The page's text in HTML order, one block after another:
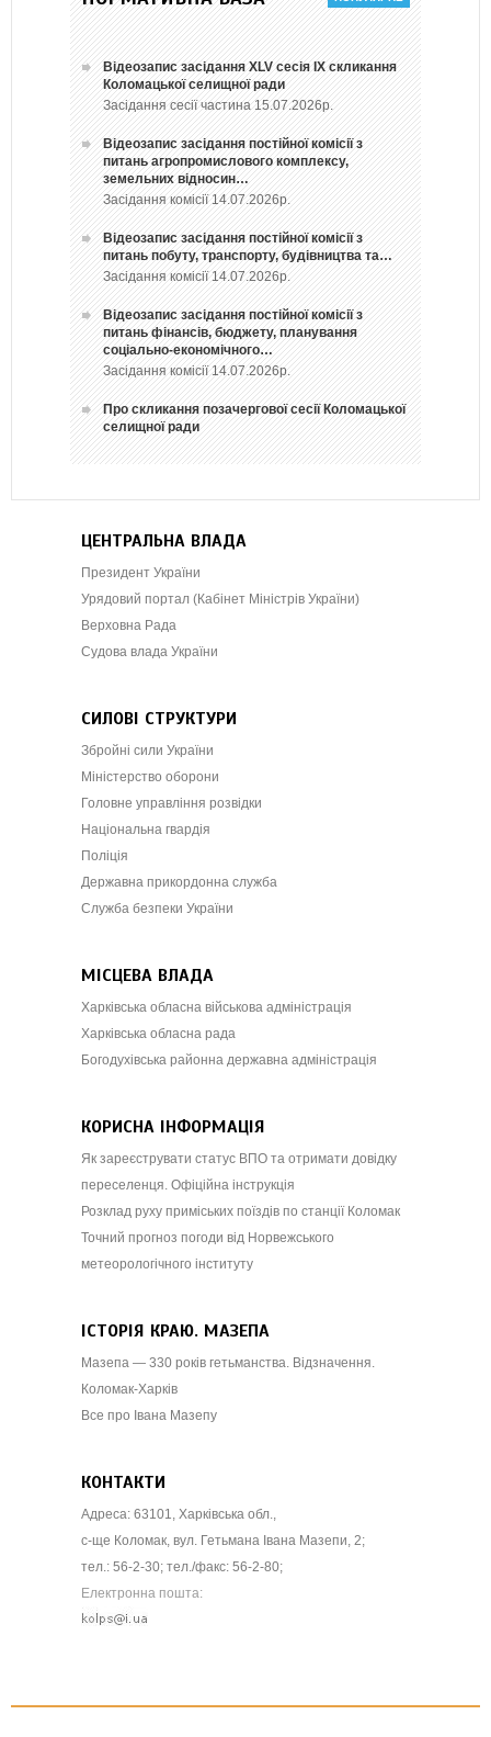
Відеозапис засідання ХLV сесія ІХ скликання
Коломацької селищної ради
Засідання сесії частина 15.07.2026р.
Відеозапис засідання постійної комісії з
питань агропромислового комплексу,
земельних відносин…
Засідання комісії 14.07.2026р.
Відеозапис засідання постійної комісії з
питань побуту, транспорту, будівництва та…
Засідання комісії 14.07.2026р.
Відеозапис засідання постійної комісії з
питань фінансів, бюджету, планування
соціально-економічного…
Засідання комісії 14.07.2026р.
Про скликання позачергової сесії Коломацької
селищної ради
ЦЕНТРАЛЬНА ВЛАДА
Президент України
Урядовий портал (Кабінет Міністрів України)
Верховна Рада
Судова влада України
СИЛОВІ СТРУКТУРИ
Збройні сили України
Міністерство оборони
Головне управління розвідки
Національна гвардія
Поліція
Державна прикордонна служба
Служба безпеки України
МІСЦЕВА ВЛАДА
Харківська обласна військова адміністрація
Харківська обласна рада
Богодухівська районна державна адміністрація
КОРИСНА ІНФОРМАЦІЯ
Як зареєструвати статус ВПО та отримати довідку
переселенця. Офіційна інструкція
Розклад руху приміських поїздів по станції Коломак
Точний прогноз погоди від Норвежського
метеорологічного інституту
ІСТОРІЯ КРАЮ. МАЗЕПА
Мазепа — 330 років гетьманства. Відзначення.
Коломак-Харків
Все про Івана Мазепу
КОНТАКТИ
Адреса: 63101, Харківська обл.,
с-ще Коломак, вул. Гетьмана Івана Мазепи, 2;
тел.: 56-2-30; тел./факс: 56-2-80;
Електронна пошта: